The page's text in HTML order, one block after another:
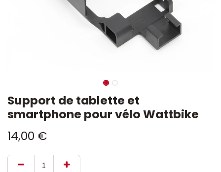
Support de tablette et
smartphone pour vélo Wattbike
14,00 €